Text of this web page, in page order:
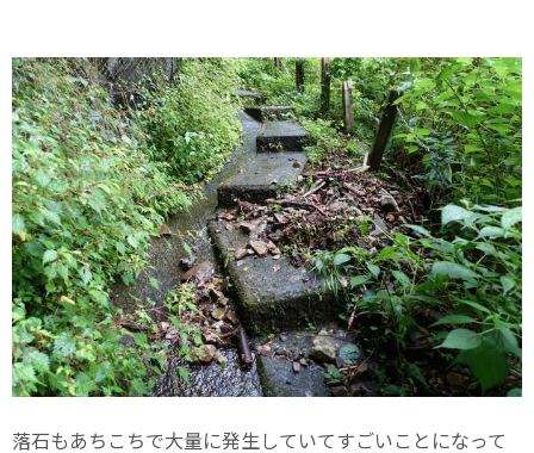
落石もあちこちで大量に発生していてすごいことになって